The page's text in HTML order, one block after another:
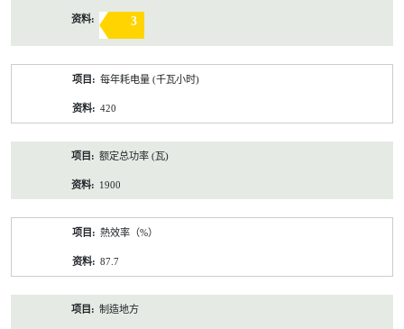
3
每年耗电量 (千瓦小时)
420
额定总功率 (瓦)
1900
熱效率（%）
87.7
制造地方